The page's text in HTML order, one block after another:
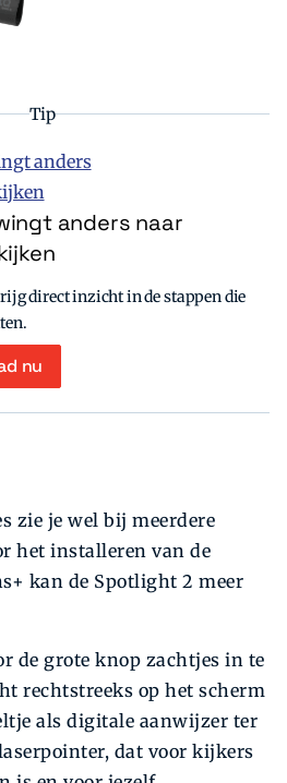
Tip
anders naar
direct inzicht in de stappen die
nu
zie je wel bij meerdere
het installeren van de
kan de Spotlight 2 meer
de grote knop zachtjes in te
rechtstreeks op het scherm
als digitale aanwijzer ter
dat voor kijkers